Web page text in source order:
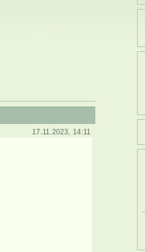
17.11.2023, 14:11